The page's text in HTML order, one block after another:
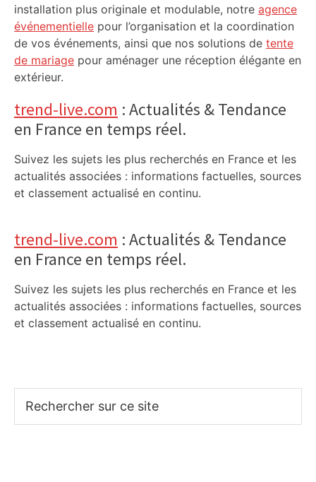
installation plus originale et modulable, notre agence
événementielle pour l’organisation et la coordination
de vos événements, ainsi que nos solutions de tente
de mariage pour aménager une réception élégante en
extérieur.
trend-live.com : Actualités & Tendance
en France en temps réel.
Suivez les sujets les plus recherchés en France et les
actualités associées : informations factuelles, sources
et classement actualisé en continu.
trend-live.com : Actualités & Tendance
en France en temps réel.
Suivez les sujets les plus recherchés en France et les
actualités associées : informations factuelles, sources
et classement actualisé en continu.
sur